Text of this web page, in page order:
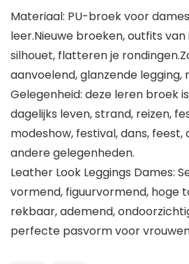
Materiaal: PU-broek voor
leer.Nieuwe broeken, outfits
silhouet, flatteren je
aanvoelend, glanzende legging,
Gelegenheid: deze leren broek
dagelijks leven, strand, reizen,
modeshow, festival, dans, feest,
andere gelegenheden.
Leather Look Leggings Dames:
vormend, figuurvormend, hoge
rekbaar, ademend,
perfecte pasvorm voor